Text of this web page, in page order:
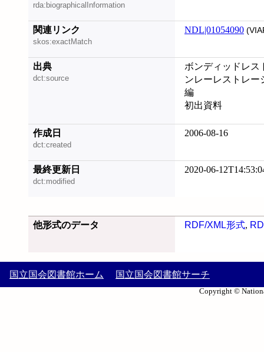
rda:biographicalInformation
関連リンク
skos:exactMatch
NDL|01054090
出典
dct:source
ボンディッドレス
ンレーレストレー
編
初出資料
作成日
dct:created
2006-08-16
最終更新日
dct:modified
2020-06-
他形式のデータ RDF/XML形式,
国立国会図書館ホーム 国立国会図書館サーチ
Copyright ©